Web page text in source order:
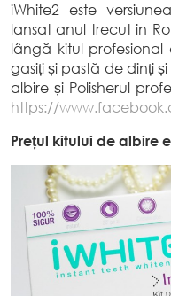
iWhite2 este
lansat anul trecut in
lângă kitul profesional
gasiți și pastă de dinți
albire și Polisherul
https://
Prețul kitului de albire